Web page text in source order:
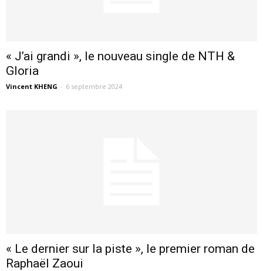
« J’ai grandi », le nouveau single de NTH &
Gloria
Vincent KHENG - 6 septembre 2024
« Le dernier sur la piste », le premier roman de
Raphaël Zaoui